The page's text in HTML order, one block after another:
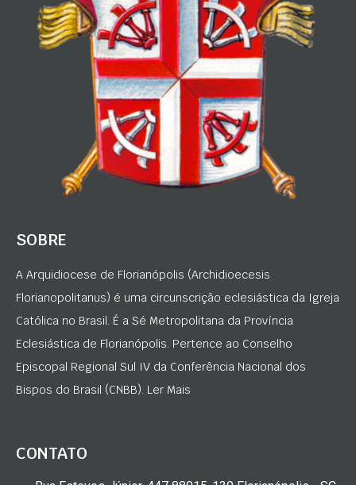
SOBRE
A Arquidiocese de Florianópolis (Archidioecesis
Florianopolitanus) é uma circunscrição eclesiástica da Igreja
Católica no Brasil. É a Sé Metropolitana da Província
Eclesiástica de Florianópolis. Pertence ao Conselho
Episcopal Regional Sul IV da Conferência Nacional dos
Bispos do Brasil (CNBB). Ler Mais
CONTATO